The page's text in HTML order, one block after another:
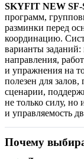
SKYFIT NEW SF-
программ,
разминки перед
координацию.
варианты
направления,
и упражнения на
полезен для
сценарии,
не только силу, но
и управляемость
Почему